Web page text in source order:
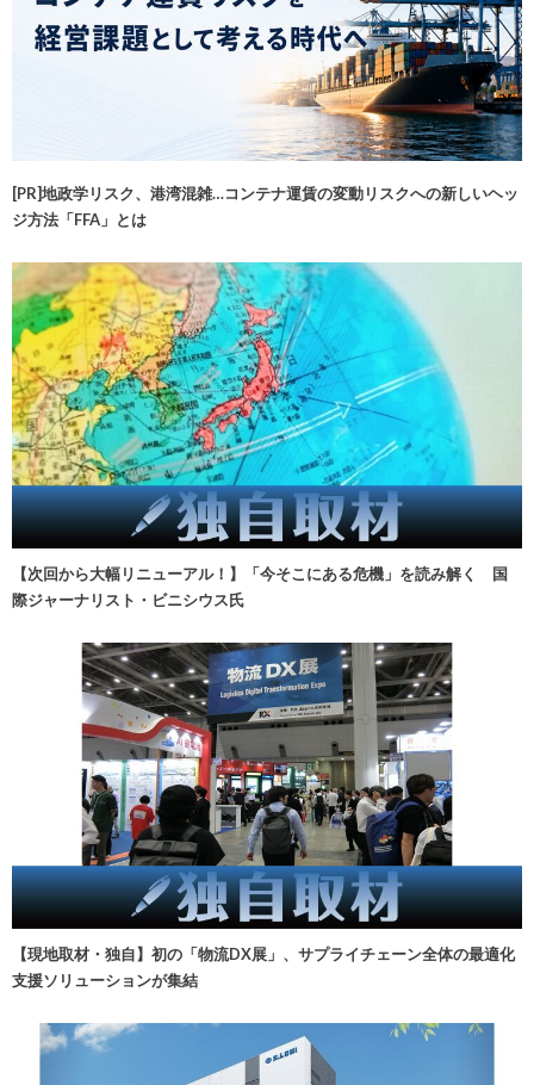
[PR]地政学リスク、港湾混雑…コンテナ運賃の変動リスクへの新しいヘッ
ジ方法「FFA」とは
【次回から大幅リニューアル！】「今そこにある危機」を読み解く 国
際ジャーナリスト・ビニシウス氏
【現地取材・独自】初の「物流DX展」、サプライチェーン全体の最適化
支援ソリューションが集結